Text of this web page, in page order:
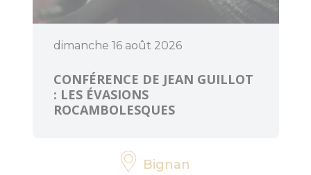
dimanche 16 août 2026
CONFÉRENCE DE JEAN GUILLOT
: LES ÉVASIONS
ROCAMBOLESQUES
Bignan